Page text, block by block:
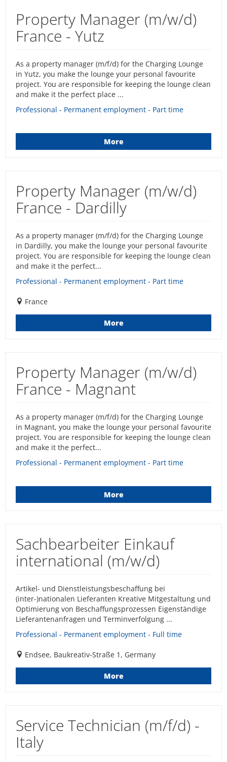
Property Manager (m/w/d)
France - Yutz
As a property manager (m/f/d) for the Charging Lounge
in Yutz, you make the lounge your personal favourite
project. You are responsible for keeping the lounge clean
and make it the perfect place ...
Professional - Permanent employment - Part time
More
Property Manager (m/w/d)
France - Dardilly
As a property manager (m/f/d) for the Charging Lounge
in Dardilly, you make the lounge your personal favourite
project. You are responsible for keeping the lounge clean
and make it the perfect...
Professional - Permanent employment - Part time
France
More
Property Manager (m/w/d)
France - Magnant
As a property manager (m/f/d) for the Charging Lounge
in Magnant, you make the lounge your personal favourite
project. You are responsible for keeping the lounge clean
and make it the perfect...
Professional - Permanent employment - Part time
More
Sachbearbeiter Einkauf
international (m/w/d)
Artikel- und Dienstleistungsbeschaffung bei
(inter-)nationalen Lieferanten Kreative Mitgestaltung und
Optimierung von Beschaffungsprozessen Eigenständige
Lieferantenanfragen und Terminverfolgung ...
Professional - Permanent employment - Full time
Endsee, Baukreativ-Straße 1, Germany
More
Service Technician (m/f/d) -
Italy